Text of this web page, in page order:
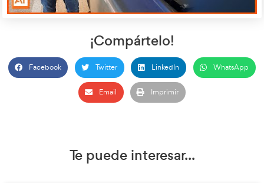
Puntos de Interés
la Competencia
Transporte.
Competencia del Transporte (EcoDriver).